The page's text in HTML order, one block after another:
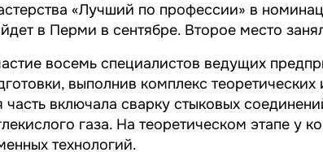
«Лучший по профессии» в
в Перми в сентябре. Второе место
восемь специалистов ведущих
выполнив комплекс
часть включала сварку стыковых
газа. На теоретическом этапе у
технологий.